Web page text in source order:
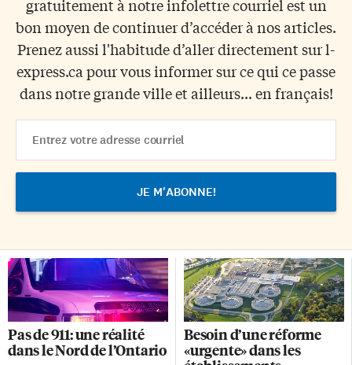
gratuitement à notre infolettre courriel est un
bon moyen de continuer d’accéder à nos articles.
Prenez aussi l'habitude d’aller directement sur l-
express.ca pour vous informer sur ce qui ce passe
dans notre grande ville et ailleurs... en français!
Address
Pas de 911: une réalité
dans le Nord de l’Ontario
Besoin d’une réforme
«urgente» dans les